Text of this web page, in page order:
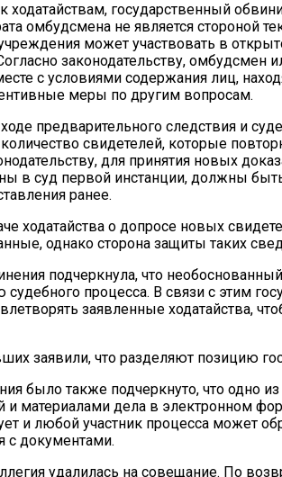
ходатайствам, государственный
омбудсмена не является стороной
может участвовать в
законодательству, омбудсмен
с условиями содержания лиц,
меры по другим вопросам.
предварительного следствия и
свидетелей, которые
для принятия новых
в суд первой инстанции, должны
ранее.
ходатайства о допросе новых
однако сторона защиты таких
подчеркнула, что
судебного процесса. В связи с этим
заявленные ходатайства,
заявили, что разделяют позицию
было также подчеркнуто, что одно
и материалами дела в электронном
и любой участник процесса может
с документами.
удалилась на совещание. По